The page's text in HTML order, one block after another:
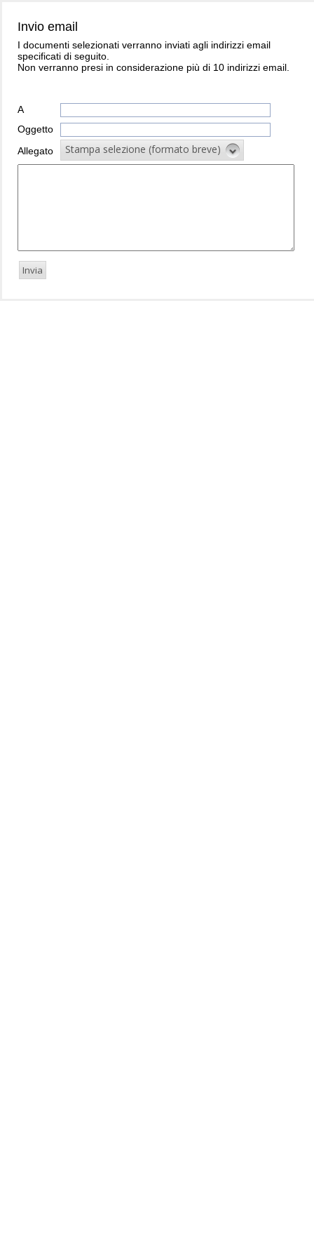
Invio email
I documenti selezionati verranno inviati agli indirizzi email
specificati di seguito.
Non verranno presi in considerazione più di 10 indirizzi email.
A
Oggetto
Allegato
Stampa selezione (formato breve)